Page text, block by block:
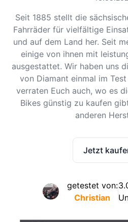
Seit 1885 stellt die
Fahrräder für vielfältige
und auf dem Land her. Seit
einige von ihnen mit
ausgestattet. Wir haben uns
von Diamant einmal im
verraten Euch auch, wo es
Bikes günstig zu kaufen
anderen
Jetzt
getestet von:
Christian